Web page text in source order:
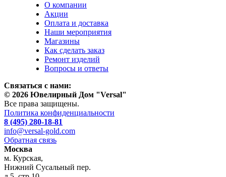
О компании
Акции
Оплата и доставка
Наши мероприятия
Магазины
Как сделать заказ
Ремонт изделий
Вопросы и ответы
Связаться с нами:
© 2026 Ювелирный Дом "Versal"
Все права защищены.
Политика конфиденциальности
8 (495) 280-18-81
info@versal-gold.com
Обратная связь
Москва
м. Курская,
Нижний Сусальный пер.